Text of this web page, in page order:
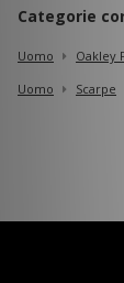
Categorie
Uomo
Oakley
Uomo
Scarpe